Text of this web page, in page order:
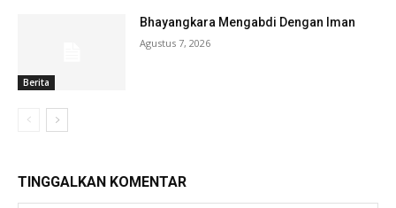
Berita
Bhayangkara Mengabdi Dengan Iman
Agustus 7, 2026
TINGGALKAN KOMENTAR